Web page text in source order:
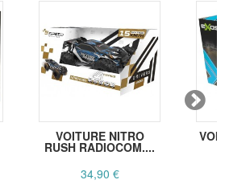
VOITURE NITRO
RUSH RADIOCOM....
34,90 €